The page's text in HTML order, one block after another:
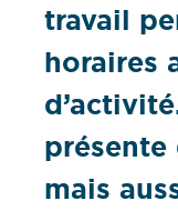
travail
horaires
présente
mais